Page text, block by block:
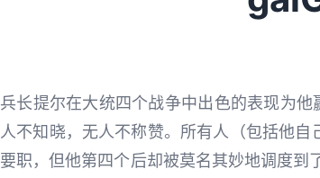
兵长提尔在大统四个战争中出色的表现为
人不知晓，无人不称赞。所有人（包括他
要职，但他第四个后却被莫名其妙地调度到